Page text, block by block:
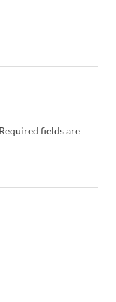
Required fields are